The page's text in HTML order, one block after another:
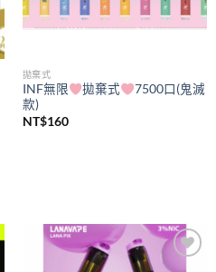
拋棄式
INF無限 拋棄式
7500口(鬼滅
款)
NT$160
Add to